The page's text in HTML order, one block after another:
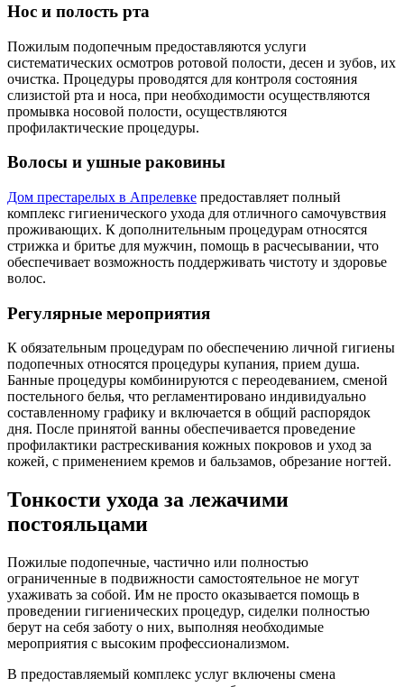
Нос и полость рта
Пожилым подопечным предоставляются услуги
систематических осмотров ротовой полости, десен и зубов, их
очистка. Процедуры проводятся для контроля состояния
слизистой рта и носа, при необходимости осуществляются
промывка носовой полости, осуществляются
профилактические процедуры.
Волосы и ушные раковины
Дом престарелых в Апрелевке предоставляет полный
комплекс гигиенического ухода для отличного самочувствия
проживающих. К дополнительным процедурам относятся
стрижка и бритье для мужчин, помощь в расчесывании, что
обеспечивает возможность поддерживать чистоту и здоровье
волос.
Регулярные мероприятия
К обязательным процедурам по обеспечению личной гигиены
подопечных относятся процедуры купания, прием душа.
Банные процедуры комбинируются с переодеванием, сменой
постельного белья, что регламентировано индивидуально
составленному графику и включается в общий распорядок
дня. После принятой ванны обеспечивается проведение
профилактики растрескивания кожных покровов и уход за
кожей, с применением кремов и бальзамов, обрезание ногтей.
Тонкости ухода за лежачими
постояльцами
Пожилые подопечные, частично или полностью
ограниченные в подвижности самостоятельное не могут
ухаживать за собой. Им не просто оказывается помощь в
проведении гигиенических процедур, сиделки полностью
берут на себя заботу о них, выполняя необходимые
мероприятия с высоким профессионализмом.
В предоставляемый комплекс услуг включены смена